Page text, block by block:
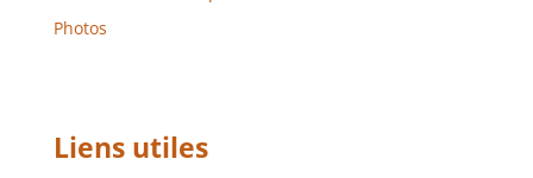
Photos
Liens utiles